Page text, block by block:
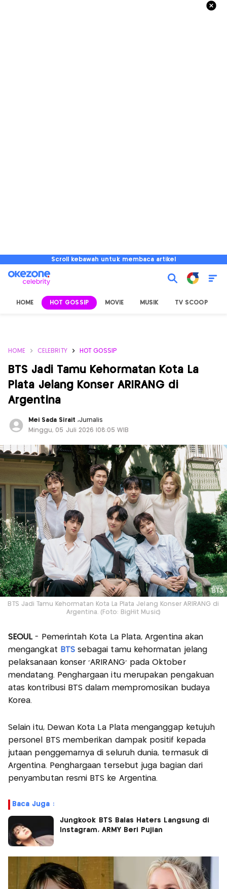
Scroll kebawah untuk membaca artikel
HOME HOT GOSSIP MOVIE MUSIK TV SCOOP
HOME CELEBRITY HOT GOSSIP
BTS Jadi Tamu Kehormatan Kota La
Plata Jelang Konser ARIRANG di
Argentina
Mei Sada Sirait ,Jurnalis
Minggu, 05 Juli 2026 |08:05 WIB
BTS Jadi Tamu Kehormatan Kota La Plata Jelang Konser ARIRANG di
Argentina. (Foto: BigHit Music)
SEOUL- Pemerintah Kota La Plata, Argentina akan
mengangkat BTSsebagai tamu kehormatan jelang
pelaksanaan konser ‘ARIRANG’ pada Oktober
mendatang. Penghargaan itu merupakan pengakuan
atas kontribusi BTS dalam mempromosikan budaya
Korea.
Selain itu, Dewan Kota La Plata menganggap ketujuh
personel BTS memberikan dampak positif kepada
jutaan penggemarnya di seluruh dunia, termasuk di
Argentina. Penghargaan tersebut juga bagian dari
penyambutan resmi BTS ke Argentina.
Baca Juga :
Jungkook BTS Balas Haters Langsung di
Instagram, ARMY Beri Pujian